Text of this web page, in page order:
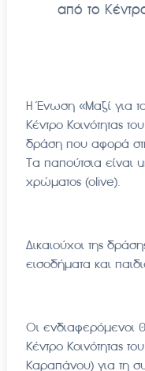
από το
Η Ένωση «Μαζί για
Κέντρο Κοινότητας
δράση που αφορά
Τα παπούτσια είναι
χρώματος (olive).
Δικαιούχοι της
εισοδήματα και
Οι ενδιαφερόμενοι
Κέντρο Κοινότητας
Καραπάνου) για τη